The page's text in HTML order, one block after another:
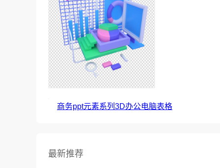
商务ppt元素系列3D办公电脑表格
最新推荐